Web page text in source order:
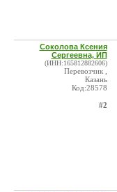
Соколова Ксения
Сергеевна, ИП
(ИНН:165812882606)
Перевозчик ,
Казань
Код:28578
#2